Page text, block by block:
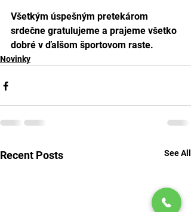
Všetkým úspešným pretekárom
srdečne gratulujeme a prajeme všetko
dobré v ďalšom športovom raste.
Novinky
Recent Posts See All